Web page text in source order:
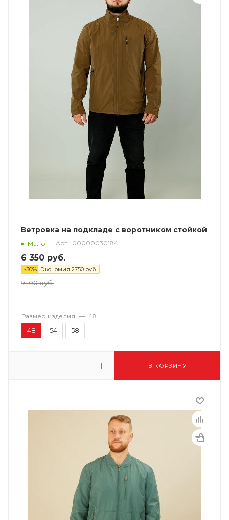
Ветровка на подкладе с воротником стойкой
Мало Арт.: 00000030184
6 350 руб.
-30% Экономия 2750 руб.
9 100руб.
В КОРЗИНУ
Размер изделия — 48
48 54 58